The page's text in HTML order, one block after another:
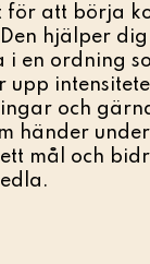
för att börja
hjälper
i en ordning
och
händer under
mål och